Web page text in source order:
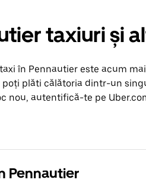
taxiuri și
în Pennautier este acum
poți plăti călătoria dintr-un
nou, autentifică-te pe
Pennautier